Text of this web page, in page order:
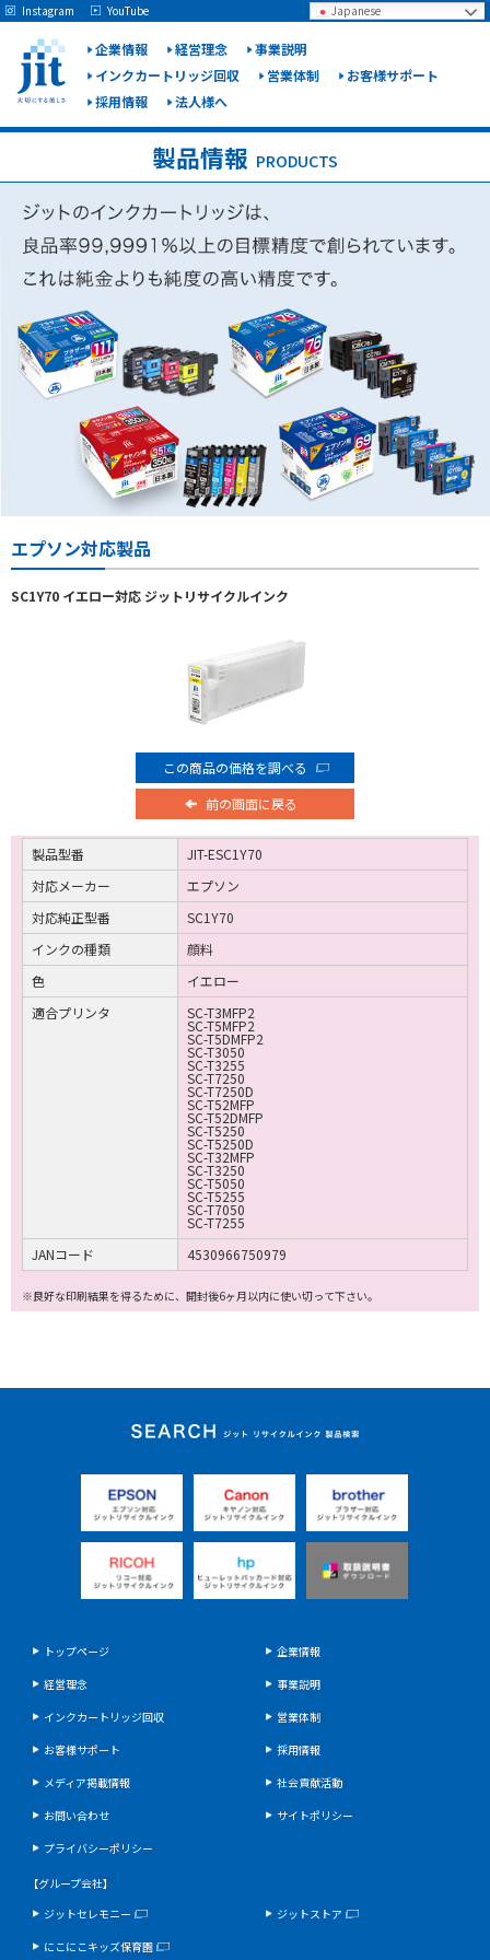
企業情報 経営理念
事業説明
インクカートリッジ回収
営業体制
お客様サポート
採用情報
法人様へ
Japanese
Instagram YouTube
製品情報 PRODUCTS
エプソン対応製品
SC1Y70 イエロー対応 ジットリサイクルインク
この商品の価格を調べる
前の画面に戻る
製品型番
JIT-ESC1Y70
対応メーカー
エプソン
対応純正型番
SC1Y70
インクの種類
顔料
色
イエロー
適合プリンタ
SC-T3MFP2
SC-T5MFP2
SC-T5DMFP2
SC-T3050
SC-T3255
SC-T7250
SC-T7250D
SC-T52MFP
SC-T52DMFP
SC-T5250
SC-T5250D
SC-T32MFP
SC-T3250
SC-T5050
SC-T5255
SC-T7050
SC-T7255
JANコード
4530966750979
※良好な印刷結果を得るために、開封後6ヶ月以内に使い切って下さい。
ジット リサイクルイ
ンク 製品検索
トップページ
企業情報
経営理念
事業説明
インクカートリッジ回収
営業体制
お客様サポート
採用情報
メディア掲載情報
社会貢献活動
お問い合わせ
サイトポリシー
プライバシーポリシー
【グループ会社】
ジットセレモニー
ジットストア
にこにこキッズ保育園
May we use cookies to track your activities? We take your privacy very seriously.
Please see our privacy policy for details and any questions.YesNo